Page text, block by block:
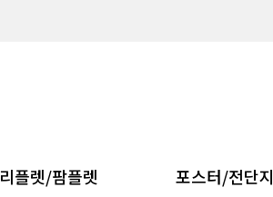
리플렛/팜플렛 포스터/전단지